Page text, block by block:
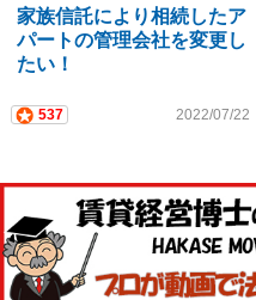
家族信託により相続したア
パートの管理会社を変更し
たい！
537 2022/07/22